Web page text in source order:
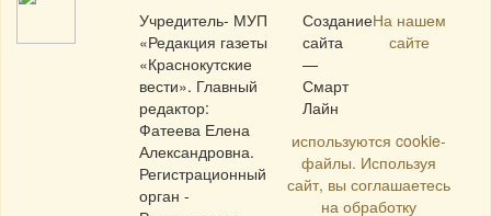
Учредитель- МУП
«Редакция газеты
«Краснокутские
вести». Главный
редактор:
Фатеева Елена
Александровна.
Регистрационный
орган -
Создание
сайта
—
Смарт
Лайн
На нашем
сайте
используются cookie-
файлы. Используя
сайт, вы соглашаетесь
на обработку